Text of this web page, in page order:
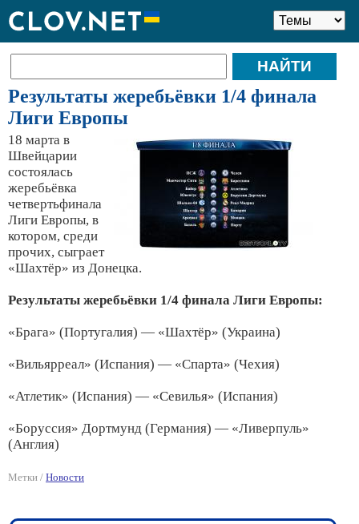
Результаты жеребьёвки 1/4 финала
Лиги Европы
18 марта в
Швейцарии
состоялась
жеребьёвка
четвертьфинала
Лиги Европы, в
котором, среди
прочих, сыграет
«Шахтёр» из Донецка.
Результаты жеребьёвки 1/4 финала Лиги Европы:
«Брага» (Португалия) — «Шахтёр» (Украина)
«Вильярреал» (Испания) — «Спарта» (Чехия)
«Атлетик» (Испания) — «Севилья» (Испания)
«Боруссия» Дортмунд (Германия) — «Ливерпуль»
(Англия)
Метки / Новости